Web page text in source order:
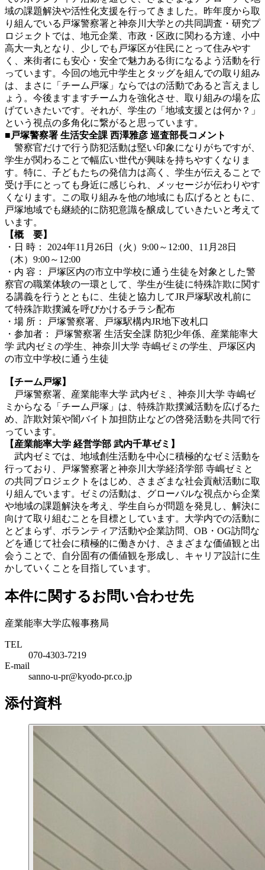
域の課題解決や活性化支援を行ってきました。昨年度から取
り組んでいる戸塚警察署と神奈川大学との共同調査・研究プ
ロジェクトでは、地元企業、市政・区政に関わる方達、小中
高大一丸となり、少しでも戸塚区が住民にとって住みやす
く、来街者にも安心・安全で魅力ある街になるよう活動を行
っています。今回の地元中学生とタッグを組んでの取り組み
は、まさに「チーム戸塚」ならではの活動であると言えまし
ょう。今後ますますチーム力を強化させ、取り組みの場を広
げていきたいです。それが、学生の「地域支援とは何か？」
という視点の多角化に繋がると思っています。
■戸塚警察署 生活安全課 西澤雅彦 巡査部長コメント
警察官だけで行う防犯活動は堅い印象になりがちですが、
学生が関わることで幅広い世代が興味を持ちやすくなりま
す。特に、子どもたちの発信力は高く、学生が伝えることで
受け手にとっても身近に感じられ、メッセージが伝わりやす
くなります。この取り組みを他の地域にも広げるとともに、
戸塚地域でも継続的に防犯意識を醸成していきたいと考えて
います。
【概 要】
・日 時： 2024年11月26日（火）9:00～12:00、 11月28日
（木）9:00～12:00
・内 容： 戸塚区内の市立中学校に通う生徒を対象とした警
察官の職業体験の一環として、学生が生徒に特殊詐欺に関す
る講義を行うとともに、生徒と協力してJR戸塚駅改札前に
て特殊詐欺撲滅を呼びかけるチラシ配布
・場 所： 戸塚警察署、戸塚駅構内JR地下改札口
・参加者： 戸塚警察署 生活安全課 防犯少年係、産業能率大
学 武内ゼミの学生、神奈川大学 寺嶋ゼミの学生、戸塚区内
の市立中学校に通う生徒
【チーム戸塚】
戸塚警察署、産業能率大学 武内ゼミ、神奈川大学 寺嶋ゼ
ミからなる「チーム戸塚」は、特殊詐欺撲滅活動を広げるた
め、詐欺対策や闇バイト加担防止などの啓発活動を共同で行
っています。
【産業能率大学 経営学部 武内千草ゼミ 】
武内ゼミでは、地域創生活動を中心に積極的なゼミ活動を
行っており、戸塚警察署と神奈川大学経済学部 寺嶋ゼミと
の共同プロジェクトをはじめ、さまざまな社会貢献活動に取
り組んでいます。ゼミの活動は、グローバルな視点から企業
や地域の課題解決を考え、学生自らが問題を発見し、解決に
向けて取り組むことを目標としています。大学内での活動に
とどまらず、ボランティア活動や企業訪問、OB・OG訪問な
どを通じて社会に積極的に働きかけ、さまざまな価値観と出
会うことで、自分固有の価値観を形成し、キャリア設計に生
かしていくことを目指しています。
本件に関するお問い合わせ先
産業能率大学広報事務局
TEL
070-4303-7219
E-mail
sanno-u-pr@kyodo-pr.co.jp
添付資料